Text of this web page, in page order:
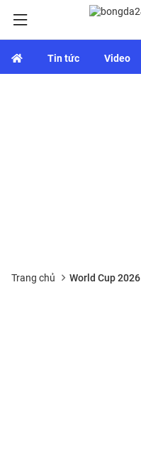
Tin tức Video
Trang chủ World Cup 2026